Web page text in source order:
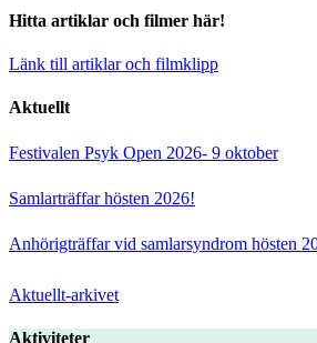
Hitta artiklar och filmer här!
Länk till artiklar och filmklipp
Aktuellt
Festivalen Psyk Open 2026- 9 oktober
Samlarträffar hösten 2026!
Anhörigträffar vid samlarsyndrom hösten
Aktuellt-arkivet
Aktiviteter